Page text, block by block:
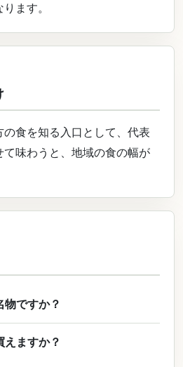
ます。
食を知る入口として、代表
味わうと、地域の食の幅が
物ですか？
えますか？